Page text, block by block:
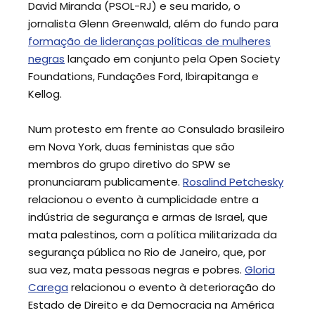
David Miranda (PSOL-RJ) e seu marido, o
jornalista Glenn Greenwald, além do fundo para
formação de lideranças políticas de mulheres
negras lançado em conjunto pela Open Society
Foundations, Fundações Ford, Ibirapitanga e
Kellog.
Num protesto em frente ao Consulado brasileiro
em Nova York, duas feministas que são
membros do grupo diretivo do SPW se
pronunciaram publicamente. Rosalind Petchesky
relacionou o evento à cumplicidade entre a
indústria de segurança e armas de Israel, que
mata palestinos, com a política militarizada da
segurança pública no Rio de Janeiro, que, por
sua vez, mata pessoas negras e pobres. Gloria
Carega relacionou o evento à deterioração do
Estado de Direito e da Democracia na América